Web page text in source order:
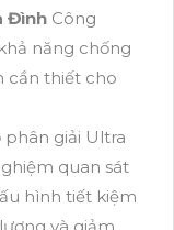
Đình Công
năng chống
cần thiết cho
giải Ultra
quan sát
hình tiết kiệm
và giảm